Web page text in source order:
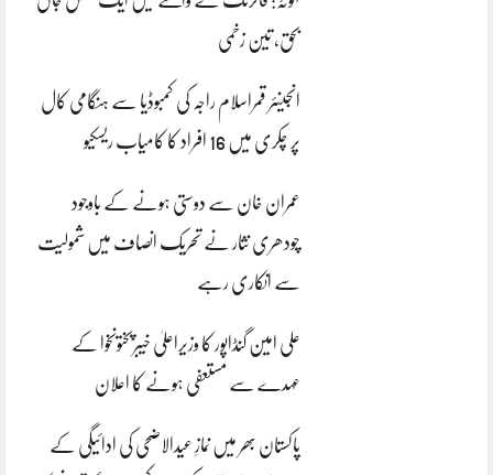
بحق، تین زخمی
انجینئر قمراسلام راجہ کی کمبوڈیا سے ہنگامی کال
پر چکری میں 16 افراد کا کامیاب ریسکیو
عمران خان سے دوستی ہونے کے باوجود
چودھری نثار نے تحریک انصاف میں شمولیت
سے انکاری رہے
علی امین گنڈاپور کا وزیراعلیٰ خیبرپختونخوا کے
عہدے سے مستعفی ہونے کا اعلان
پاکستان بھر میں نمازِ عیدالاضحی کی ادائیگی کے